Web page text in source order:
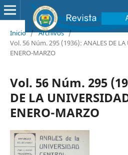
Inicio / Archivos /
Vol. 56 Núm. 295 (1936): ANALES DE LA
ENERO-MARZO
Vol. 56 Núm. 295
DE LA
ENERO-MARZO